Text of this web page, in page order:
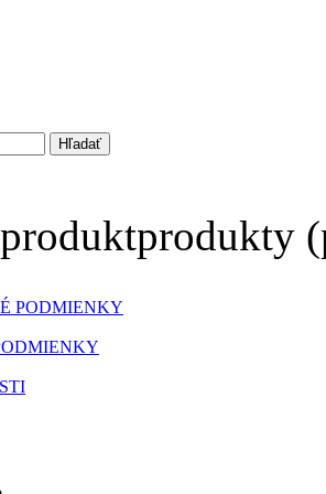
produktprodukty
PODMIENKY